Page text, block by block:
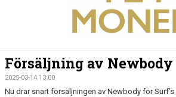
ANLÄGGNING
Försäljning av Newbody
2025-03-14 13:00
Nu drar snart försäljningen av Newbody för